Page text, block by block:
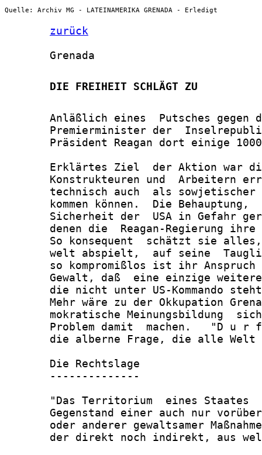
Quelle: Archiv MG - LATEINAMERIKA GRENADA - Erledigt
zurück
       Grenada
       DIE FREIHEIT SCHLÄGT ZU
Anläßlich eines  Putsches gegen
Premierminister der
Präsident Reagan dort einige
Erklärtes Ziel  der Aktion war
Konstrukteuren und  Arbeitern
technisch auch  als
kommen können.  Die Behauptung,
Sicherheit der  USA in Gefahr
denen die  Reagan-Regierung
So konsequent  schätzt sie
welt abspielt,  auf seine
so kompromißlos ist ihr
Gewalt, daß  eine einzige
die nicht unter US-Kommando
Mehr wäre zu der Okkupation
mokratische Meinungsbildung
Problem damit  machen.   "D u r
die alberne Frage, die alle Welt
       Die Rechtslage
       --------------
"Das Territorium  eines Staates
Gegenstand einer auch nur
oder anderer gewaltsamer
der direkt noch indirekt, aus